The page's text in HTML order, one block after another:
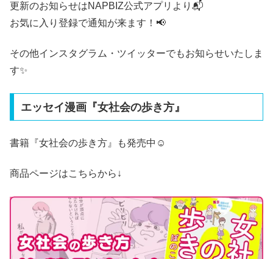
更新のお知らせはNAPBIZ公式アプリより📬
お気に入り登録で通知が来ます！📢
その他インスタグラム ・ ツイッターでもお知らせいたしま
す✨
エッセイ漫画『女社会の歩き方』
書籍『女社会の歩き方 』も発売中☺️
商品ページはこちらから↓